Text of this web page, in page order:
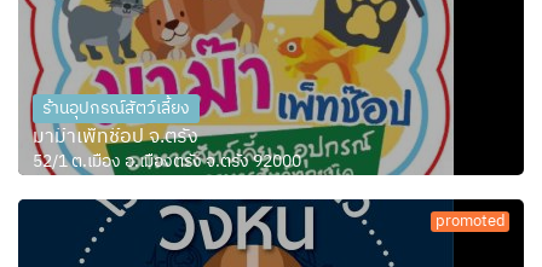
ร้านอุปกรณ์สัตว์เลี้ยง
มาม๊าเพ็ทช๊อป จ.ตรัง
52/1 ต.เมือง อ.เมืองตรัง จ.ตรัง 92000
promoted